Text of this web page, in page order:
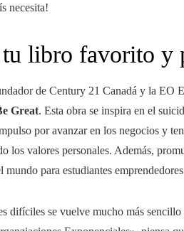
necesita!
tu libro favorito y
de Century 21 Canadá y la EO
Great. Esta obra se inspira en el
por avanzar en los negocios y
los valores personales. Además,
mundo para estudiantes
difíciles se vuelve mucho más